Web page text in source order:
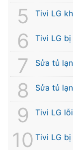
Tivi LG
Tivi LG bị
Sửa tủ
Sửa tủ
Tivi LG
Tivi LG